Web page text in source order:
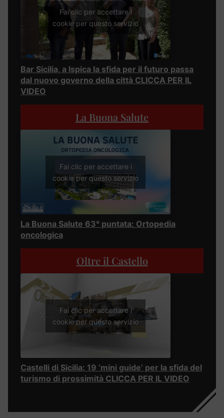
Fai clic per accettare i
cookie per questo servizio
Bar Sicilia, a Ispica la sfida per il futuro passa
dal nuovo governo della città CLICCA PER IL
VIDEO
La Buona Salute
Fai clic per accettare i
cookie per questo servizio
La Buona Salute 63° puntata: Ortopedia
oncologica
Oltre il Castello
Fai clic per accettare i
cookie per questo servizio
Castelli di Sicilia: 19 ‘mini guide’ per la sfida del
turismo di prossimità CLICCA PER IL VIDEO